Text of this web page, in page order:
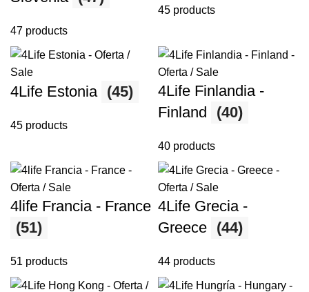
47 products
45 products
4Life Estonia (45)
45 products
4Life Finlandia -
Finland
(40)
40 products
4life Francia - France
(51)
51 products
4Life Grecia -
Greece (44)
44 products